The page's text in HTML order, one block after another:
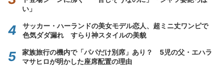
い」
サッカー・ハーランドの美女モデル恋人、超ミニ丈ワンピで
色気ダダ漏れ すらり神スタイルの美貌
家族旅行の機内で「パパだけ別席」あり？ 5児の父・エハラ
マサヒロが明かした座席配置の理由